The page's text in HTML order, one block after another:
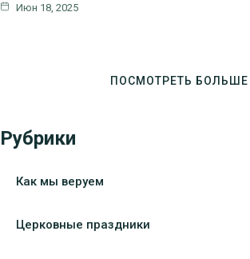
Июн 18, 2025
ПОСМОТРЕТЬ БОЛЬШЕ
Рубрики
Как мы веруем
Церковные праздники